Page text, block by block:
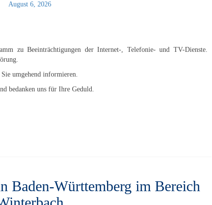
August 6, 2026
zu Beeinträchtigungen der Internet-, Telefonie- und TV-Dienste.
Sie umgehend informieren.
bedanken uns für Ihre Geduld.
Baden-Württemberg im Bereich